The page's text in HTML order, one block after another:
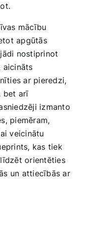
mācību
apgūtās
nostiprinot
aicināts
ar pieredzi,
bet arī
izmanto
piemēram,
​veicinātu
kas tiek​
orientēties
un attiecībās ar